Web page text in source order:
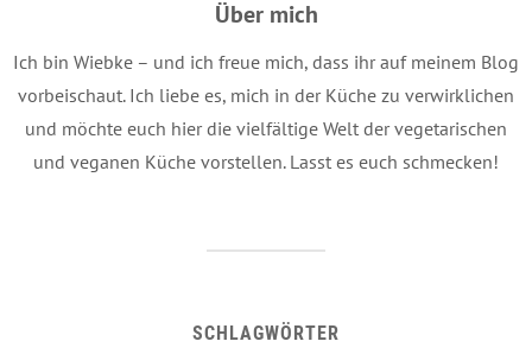
Über mich
Ich bin Wiebke – und ich freue mich, dass ihr auf meinem Blog
vorbeischaut. Ich liebe es, mich in der Küche zu verwirklichen
und möchte euch hier die vielfältige Welt der vegetarischen
und veganen Küche vorstellen. Lasst es euch schmecken!
SCHLAGWÖRTER